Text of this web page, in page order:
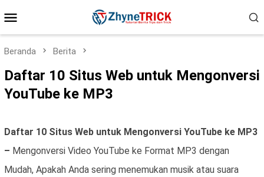
ke
Mobile
Beranda Berita
Daftar 10 Situs Web untuk Mengonversi
YouTube ke MP3
Daftar 10 Situs Web untuk Mengonversi YouTube ke MP3
– Mengonversi Video YouTube ke Format MP3 dengan
Mudah, Apakah Anda sering menemukan musik atau suara